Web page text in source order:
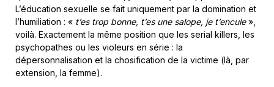
L’éducation sexuelle se fait uniquement par la domination et
l’humiliation : « t’es trop bonne, t’es une salope, je t’encule»,
voilà. Exactement la même position que les serial killers, les
psychopathes ou les violeurs en série : la
dépersonnalisation et la chosification de la victime (là, par
extension, la femme).